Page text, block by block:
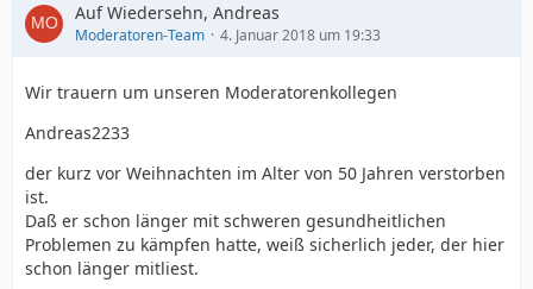
Auf Wiedersehn, Andreas
Moderatoren-Team 4. Januar 2018 um 19:33
Wir trauern um unseren Moderatorenkollegen
Andreas2233
der kurz vor Weihnachten im Alter von 50 Jahren verstorben
ist.
Daß er schon länger mit schweren gesundheitlichen
Problemen zu kämpfen hatte, weiß sicherlich jeder, der hier
schon länger mitliest.